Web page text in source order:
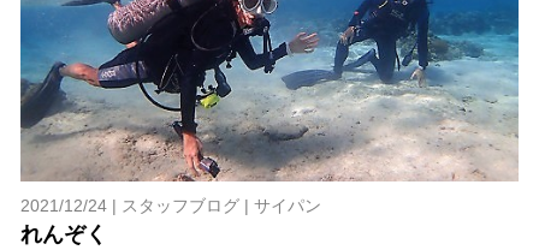
2021/12/24 | スタッフブログ| サイパン
れんぞく
沖縄の1月～3月は、季節的に海が穏やかな日は多くあり
ません。そのため、多少の波やうねりがある中でスノー
ケリングを行う場合が多くなります。泳力や体力に自信
のない方、また船酔いしやすい方は、ご自身で事前に十
分な対策をお願いいたします。
6.参加条件
ツアー中に、スノーケリングやスキンダイビングの技術
が本ツアーに参加できるレベルに達していないと判断し
た場合には、参加をお断りする場合があります。スキン